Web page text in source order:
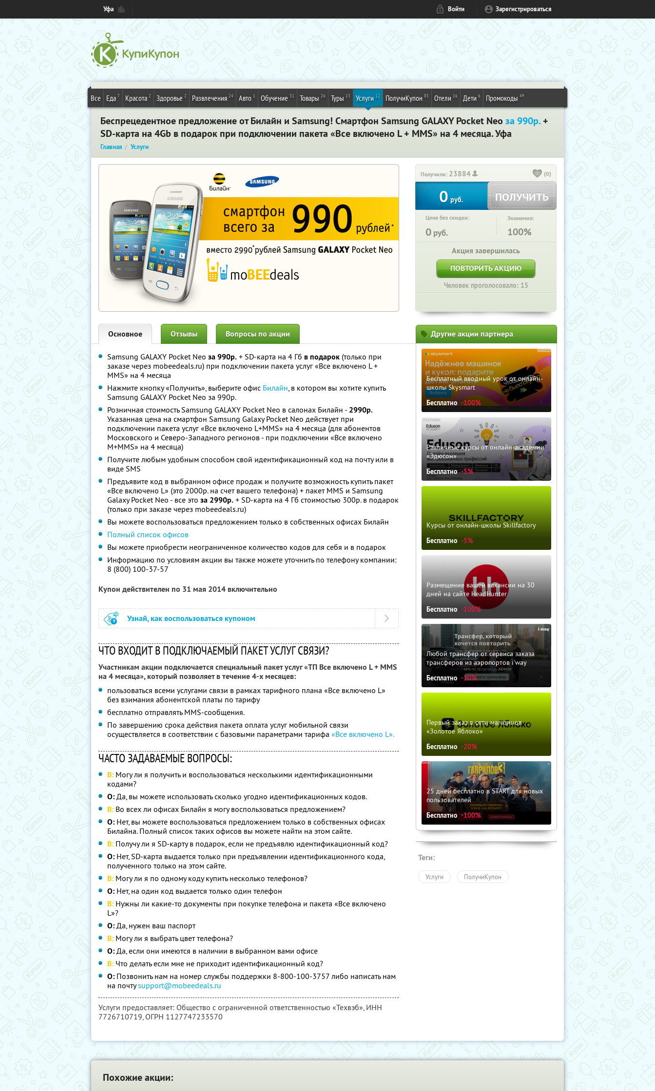
Уфа Войти Зарегистрироваться
Все Еда 7 Красота 2 Здоровье 2 Развлечения 24 Авто 1 Обучение 31 Товары 26 Туры 13 Услуги 12 ПолучиКупон 85 Отели 16 Дети 6 Промокоды 49
Беспрецедентное предложение от Билайн и Samsung! Смартфон Samsung GALAXY Pocket Neo за 990р.+
SD-карта на 4Gb в подарок при подключении пакета «Все включено L + MMS» на 4 месяца. Уфа
Главная Услуги
Получили: 23884 (0)
0 руб. ПОЛУЧИТЬ
Цена без скидки:
0 руб.
Экономия:
100%
Акция завершилась
ПОВТОРИТЬ АКЦИЮ
Человек проголосовало: 15
Основное Отзывы Вопросы по акции
Samsung GALAXY Pocket Neo за 990р. + SD-карта на 4 Гб в подарок (только при
заказе через mobeedeals.ru) при подключении пакета услуг «Все включено L +
MMS» на 4 месяца
Нажмите кнопку «Получить», выберите офис Билайн, в котором вы хотите купить
Samsung GALAXY Pocket Neo за 990р.
Розничная стоимость Samsung GALAXY Pocket Neo в салонах Билайн - 2990р.
Указанная цена на смартфон Samsung Galaxy Pocket Neo действует при
подключении пакета услуг «Все включено L+MMS» на 4 месяца (для абонентов
Московского и Северо-Западного регионов - при подключении «Все включено
M+MMS» на 4 месяца)
Получите любым удобным способом свой идентификационный код на почту или в
виде SMS
Предъявите код в выбранном офисе продаж и получите возможность купить пакет
«Все включено L» (это 2000р. на счет вашего телефона) + пакет MMS и Samsung
Galaxy Pocket Neo - все это за 2990р. + SD-карта на 4 Гб стоимостью 300р. в подарок
(только при заказе через mobeedeals.ru)
Вы можете воспользоваться предложением только в собственных офисах Билайн
Полный список офисов
Вы можете приобрести неограниченное количество кодов для себя и в подарок
Информацию по условиям акции вы также можете уточнить по телефону компании:
8 (800) 100-37-57
Купон действителен по 31 мая 2014 включительно
Узнай, как воспользоваться купоном
ЧТО ВХОДИТ В ПОДКЛЮЧАЕМЫЙ ПАКЕТ УСЛУГ СВЯЗИ?
Участникам акции подключается специальный пакет услуг «ТП Все включено L + ММS
на 4 месяца», который позволяет в течение 4-х месяцев:
пользоваться всеми услугами связи в рамках тарифного плана «Все включено L»
без взимания абонентской платы по тарифу
бесплатно отправлять MMS-сообщения.
По завершению срока действия пакета оплата услуг мобильной связи
осуществляется в соответствии с базовыми параметрами тарифа «Все включено L».
ЧАСТО ЗАДАВАЕМЫЕ ВОПРОСЫ:
В: Могу ли я получить и воспользоваться несколькими идентификационными
кодами?
О: Да, вы можете использовать сколько угодно идентификационных кодов.
В: Во всех ли офисах Билайн я могу воспользоваться предложением?
О: Нет, вы можете воспользоваться предложением только в собственных офисах
Билайна. Полный список таких офисов вы можете найти на этом сайте.
В: Получу ли я SD-карту в подарок, если не предъявлю идентификационный код?
О: Нет, SD-карта выдается только при предъявлении идентификационного кода,
полученного только на этом сайте.
В: Могу ли я по одному коду купить несколько телефонов?
О: Нет, на один код выдается только один телефон
В: Нужны ли какие-то документы при покупке телефона и пакета «Все включено
L»?
О: Да, нужен ваш паспорт
В: Могу ли я выбрать цвет телефона?
О: Да, если они имеются в наличии в выбранном вами офисе
В: Что делать если мне не приходит идентификационный код?
О: Позвонить нам на номер службы поддержки 8-800-100-3757 либо написать нам
на почтуsupport@mobeedeals.ru
Услуги предоставляет: Общество с ограниченной ответственностью «Техвэб», ИНН
7726710719, ОГРН 1127747233570
Другие акции партнера
Бесплатный вводный урок от онлайн-
школы Skysmart
Бесплатно -100%
Различные курсы от онлайн-академии
«Эдюсон»
Бесплатно -5%
Курсы от онлайн-школы Skillfactory
Бесплатно -5%
Размещение вашей вакансии на 30
дней на сайте HeadHunter
Бесплатно -100%
Любой трансфер от сервиса заказа
трансферов из аэропортов i'way
Бесплатно -10%
Первый заказ в сети магазинов
«Золотое Яблоко»
Бесплатно -20%
25 дней бесплатно в START для новых
пользователей
Бесплатно -100%
Теги:
Услуги ПолучиКупон
Похожие акции: